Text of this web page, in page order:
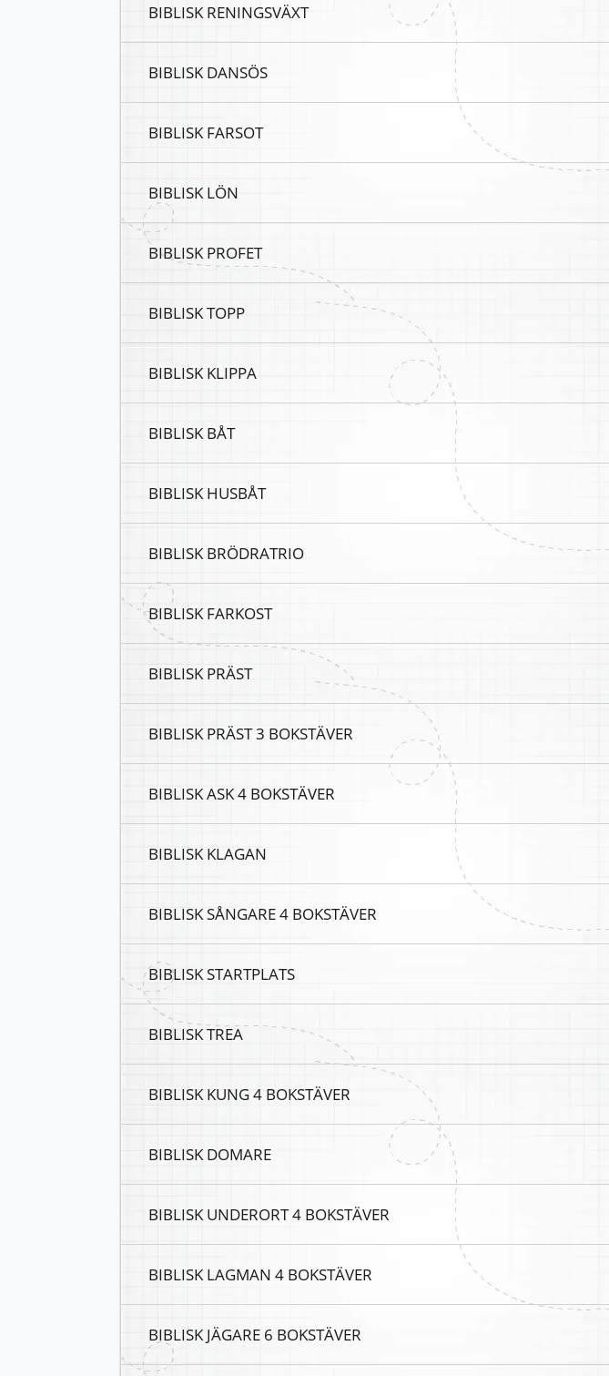
BIBLISK RENINGSVÄXT
BIBLISK DANSÖS
BIBLISK FARSOT
BIBLISK LÖN
BIBLISK PROFET
BIBLISK TOPP
BIBLISK KLIPPA
BIBLISK BÅT
BIBLISK HUSBÅT
BIBLISK BRÖDRATRIO
BIBLISK FARKOST
BIBLISK PRÄST
BIBLISK PRÄST 3 BOKSTÄVER
BIBLISK ASK 4 BOKSTÄVER
BIBLISK KLAGAN
BIBLISK SÅNGARE 4 BOKSTÄVER
BIBLISK STARTPLATS
BIBLISK TREA
BIBLISK KUNG 4 BOKSTÄVER
BIBLISK DOMARE
BIBLISK UNDERORT 4 BOKSTÄVER
BIBLISK LAGMAN 4 BOKSTÄVER
BIBLISK JÄGARE 6 BOKSTÄVER